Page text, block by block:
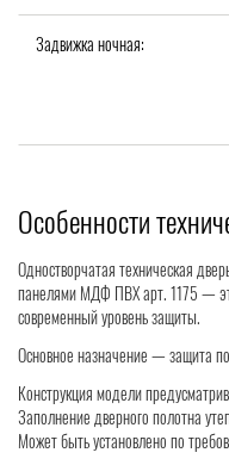
Задвижка ночная:
Особенности
Одностворчатая техническая
панелями МДФ ПВХ арт. 1175 —
современный уровень защиты.
Основное назначение — защита
Конструкция модели
Заполнение дверного полотна
Может быть установлено по